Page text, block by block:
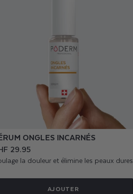
ONGLES INCARNÉS
29.95
la douleur et élimine les peaux dures
AJOUTER